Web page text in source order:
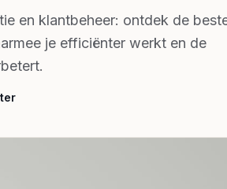
en klantbeheer: ontdek de
je efficiënter werkt en de